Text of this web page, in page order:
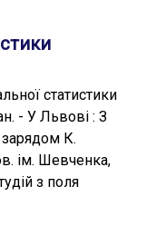
статистики
- У Львові : З
К.
ім. Шевченка,
з поля